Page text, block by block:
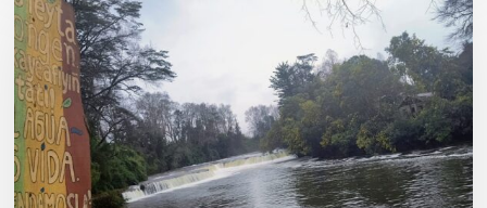
defensa
del
Salto
Donguil
y
el